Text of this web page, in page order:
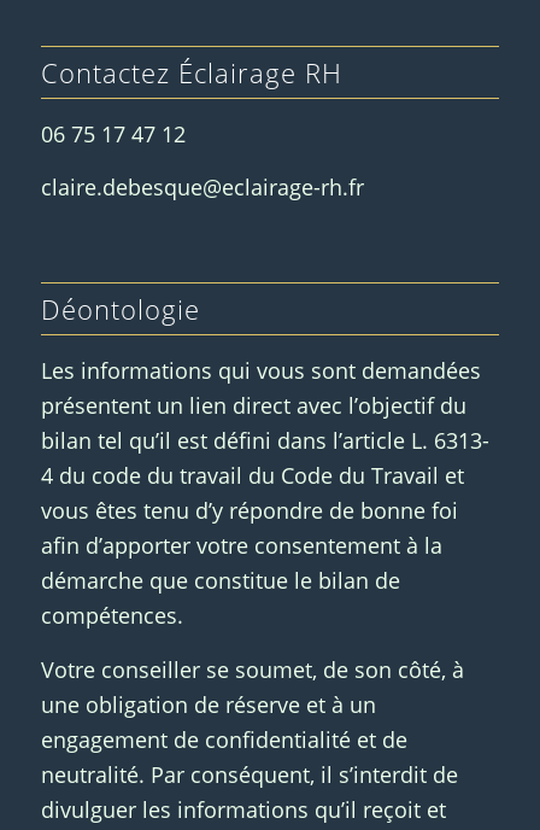
Contactez Éclairage RH
06 75 17 47 12
claire.debesque@eclairage-rh.fr
Déontologie
Les informations qui vous sont demandées
présentent un lien direct avec l’objectif du
bilan tel qu’il est défini dans l’article L. 6313-
4 du code du travail du Code du Travail et
vous êtes tenu d’y répondre de bonne foi
afin d’apporter votre consentement à la
démarche que constitue le bilan de
compétences.
Votre conseiller se soumet, de son côté, à
une obligation de réserve et à un
engagement de confidentialité et de
neutralité. Par conséquent, il s’interdit de
divulguer les informations qu’il reçoit et